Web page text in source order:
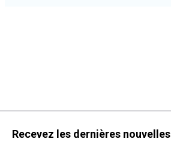
Recevez les dernières nouvelles